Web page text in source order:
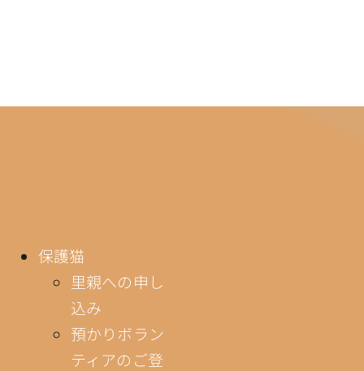
保護猫
里親への申し
込み
預かりボラン
ティアのご登